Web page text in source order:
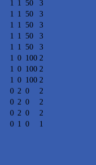
1 1 50
3
1 1 50
3
1 1 50
3
1 1 50
3
1 1 50
3
1 0 100 2
1 0 100 2
1 0 100 2
0 2 0
2
0 2 0
2
0 2 0
2
0 1 0
1